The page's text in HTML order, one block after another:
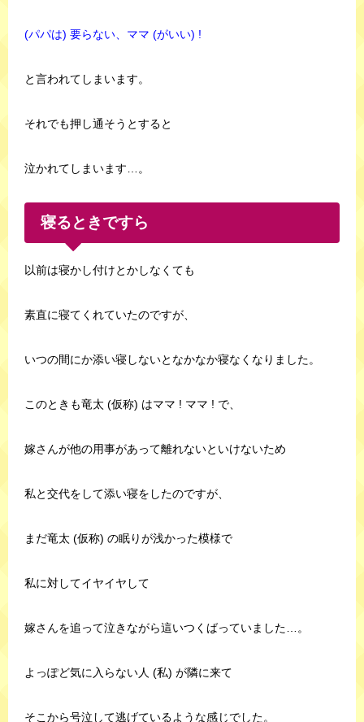
(パパは) 要らない、ママ (がいい) !
と言われてしまいます。
それでも押し通そうとすると
泣かれてしまいます…。
寝るときですら
以前は寝かし付けとかしなくても
素直に寝てくれていたのですが、
いつの間にか添い寝しないとなかなか寝なくなりました。
このときも竜太 (仮称) はママ ! ママ ! で、
嫁さんが他の用事があって離れないといけないため
私と交代をして添い寝をしたのですが、
まだ竜太 (仮称) の眠りが浅かった模様で
私に対してイヤイヤして
嫁さんを追って泣きながら這いつくばっていました…。
よっぽど気に入らない人 (私) が隣に来て
そこから号泣して逃げているような感じでした。